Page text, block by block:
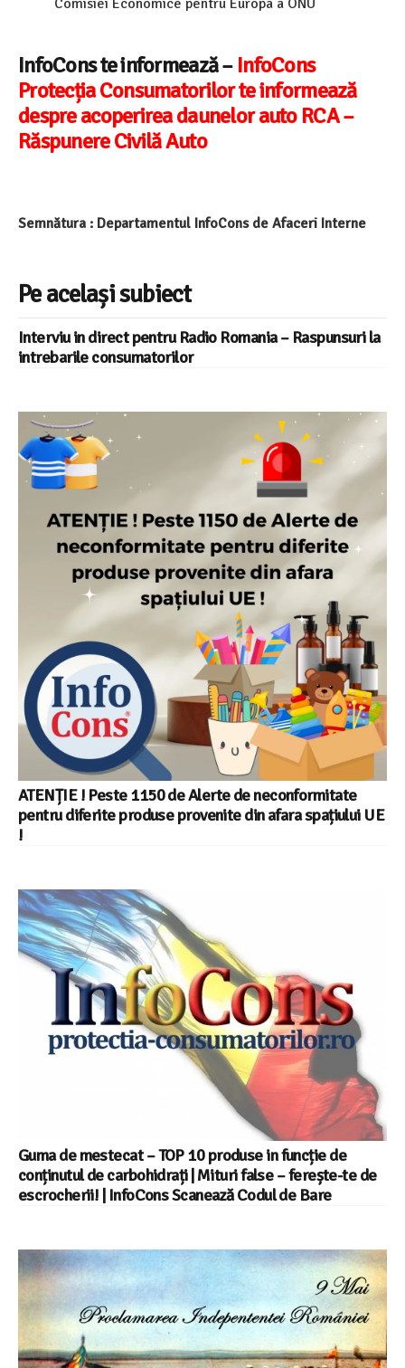
InfoCons te informează – InfoCons
Protecția Consumatorilor te informează
despre acoperirea daunelor auto RCA –
Răspunere Civilă Auto
Semnătura : Departamentul InfoCons de Afaceri Interne
Pe același subiect
Interviu in direct pentru Radio Romania – Raspunsuri la
intrebarile consumatorilor
ATENȚIE ! Peste 1150 de Alerte de neconformitate
pentru diferite produse provenite din afara spațiului UE
!
Guma de mestecat – TOP 10 produse in funcție de
conținutul de carbohidrați | Mituri false – ferește-te de
escrocherii! | InfoCons Scanează Codul de Bare